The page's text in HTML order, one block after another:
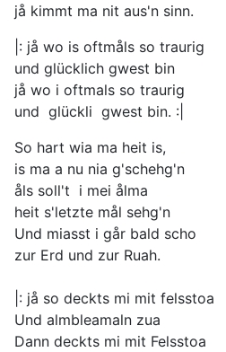
jå kimmt ma nit aus'n sinn.
|: jå wo is oftmåls so traurig
und glücklich gwest bin
jå wo i oftmals so traurig
und glückli gwest bin. :|
So hart wia ma heit is,
is ma a nu nia g'schehg'n
åls soll't i mei ålma
heit s'letzte mål sehg'n
Und miasst i går bald scho
zur Erd und zur Ruah.
|: jå so deckts mi mit felsstoa
Und almbleamaln zua
Dann deckts mi mit Felsstoa